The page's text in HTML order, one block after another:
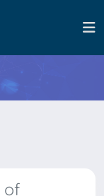
of